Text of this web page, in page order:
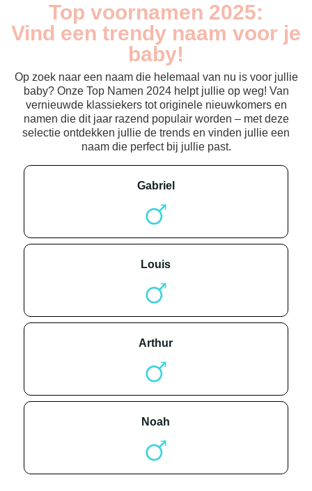
Top voornamen 2025:
Vind een trendy naam voor je
baby!
Op zoek naar een naam die helemaal van nu is voor jullie
baby? Onze Top Namen 2024 helpt jullie op weg! Van
vernieuwde klassiekers tot originele nieuwkomers en
namen die dit jaar razend populair worden – met deze
selectie ontdekken jullie de trends en vinden jullie een
naam die perfect bij jullie past.
gabriel
louis
arthur
noah